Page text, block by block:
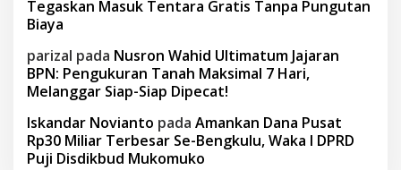
Tegaskan Masuk Tentara Gratis Tanpa Pungutan
Biaya
parizal pada Nusron Wahid Ultimatum Jajaran
BPN: Pengukuran Tanah Maksimal 7 Hari,
Melanggar Siap-Siap Dipecat!
Iskandar Novianto pada Amankan Dana Pusat
Rp30 Miliar Terbesar Se-Bengkulu, Waka I DPRD
Puji Disdikbud Mukomuko